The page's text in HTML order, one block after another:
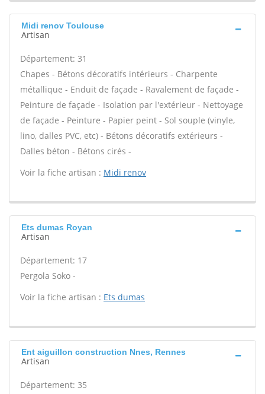
Midi renov Toulouse
Artisan
Département: 31
Chapes - Bétons décoratifs intérieurs - Charpente
métallique - Enduit de façade - Ravalement de façade -
Peinture de façade - Isolation par l'extérieur - Nettoyage
de façade - Peinture - Papier peint - Sol souple (vinyle,
lino, dalles PVC, etc) - Bétons décoratifs extérieurs -
Dalles béton - Bétons cirés -
Voir la fiche artisan : Midi renov
Ets dumas Royan
Artisan
Département: 17
Pergola Soko -
Voir la fiche artisan : Ets dumas
Ent aiguillon construction Nnes, Rennes
Artisan
Département: 35